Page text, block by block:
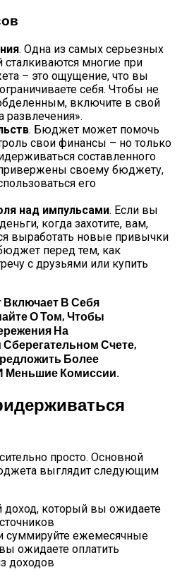
. Одна из самых серьезных
сталкиваются многие при
– это ощущение, что вы
себя. Чтобы не
включите в свой
. Бюджет может помочь
свои финансы – но только
составленного
своему бюджету,
его
над импульсами. Если вы
когда захотите, вам,
выработать новые привычки
перед тем, как
с друзьями или купить
В Себя
О Том, Чтобы
На
Счете,
Более
Меньшие Комиссии.
просто. Основной
выглядит следующим
который вы ожидаете
суммируйте ежемесячные
ожидаете оплатить
доходов